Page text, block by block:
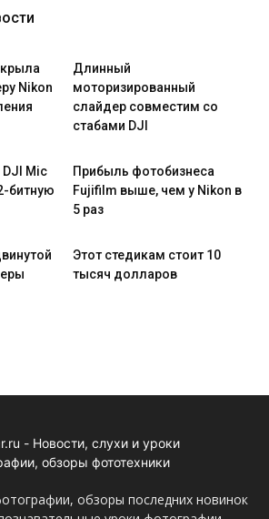
Nikon
Длинный
моторизированный
слайдер совместим со
стабами DJI
Mic
битную
Прибыль фотобизнеса
Fujifilm выше, чем у Nikon в
5 раз
Этот стедикам стоит 10
тысяч долларов
обзоры последних новинок